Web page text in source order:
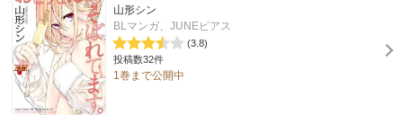
山形シン
BLマンガ、JUNEピアス
(3.8)
投稿数32件
1巻まで公開中